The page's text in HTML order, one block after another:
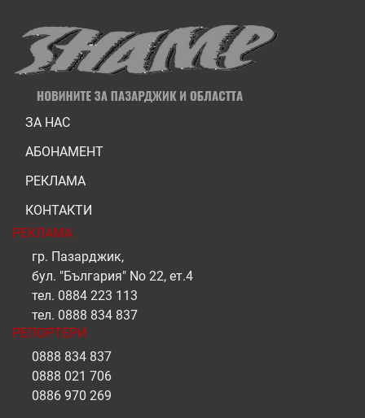
ЗА НАС
АБОНАМЕНТ
РЕКЛАМА
КОНТАКТИ
РЕКЛАМА
гр. Пазарджик,
бул. "България" No 22, ет.4
тел. 0884 223 113
тел. 0888 834 837
РЕПОРТЕРИ
0888 834 837
0888 021 706
0886 970 269